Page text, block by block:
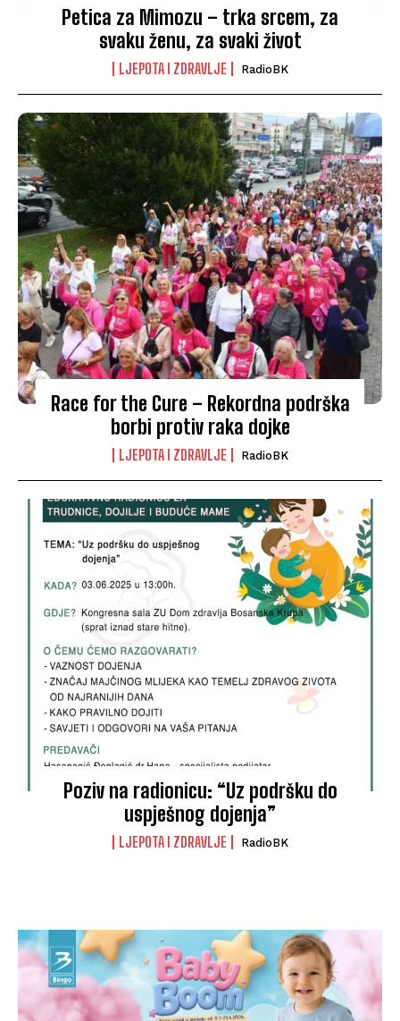
Petica za Mimozu – trka srcem, za
svaku ženu, za svaki život
LJEPOTA I ZDRAVLJE RadioBK
Race for the Cure – Rekordna podrška
borbi protiv raka dojke
LJEPOTA I ZDRAVLJE RadioBK
Poziv na radionicu: “Uz podršku do
uspješnog dojenja”
LJEPOTA I ZDRAVLJE RadioBK